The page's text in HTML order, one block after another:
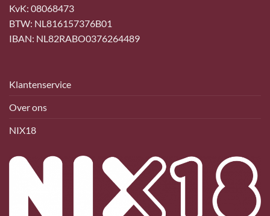
KvK: 08068473
BTW: NL816157376B01
IBAN: NL82RABO0376264489
Klantenservice
Over ons
NIX18